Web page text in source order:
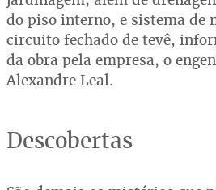
do piso interno, e sistema de
circuito fechado de tevê,
da obra pela empresa, o
Alexandre Leal.
Descobertas